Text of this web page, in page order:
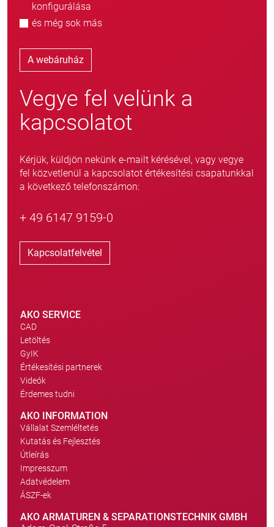
konfigurálása
és még sok más
A webáruház
Vegye fel velünk a
kapcsolatot
Kérjük, küldjön nekünk e-mailt kérésével, vagy vegye
fel közvetlenül a kapcsolatot értékesítési csapatunkkal
a következő telefonszámon:
+ 49 6147 9159-0
Kapcsolatfelvétel
AKO SERVICE
CAD
Letöltés
GyIK
Értékesítési partnerek
Videók
Érdemes tudni
AKO INFORMATION
Vállalat Szemléltetés
Kutatás és Fejlesztés
Útleírás
Impresszum
Adatvédelem
ÁSZF-ek
AKO ARMATUREN & SEPARATIONSTECHNIK GMBH